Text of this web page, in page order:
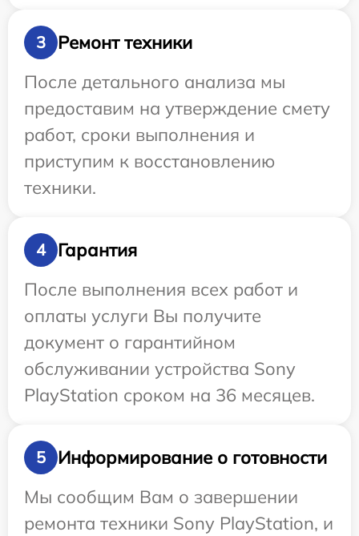
3
Ремонт техники
После детального анализа мы
предоставим на утверждение смету
работ, сроки выполнения и
приступим к восстановлению
техники.
4
Гарантия
После выполнения всех работ и
оплаты услуги Вы получите
документ о гарантийном
обслуживании устройства Sony
PlayStation сроком на 36 месяцев.
5
Информирование о готовности
Мы сообщим Вам о завершении
ремонта техники Sony PlayStation, и